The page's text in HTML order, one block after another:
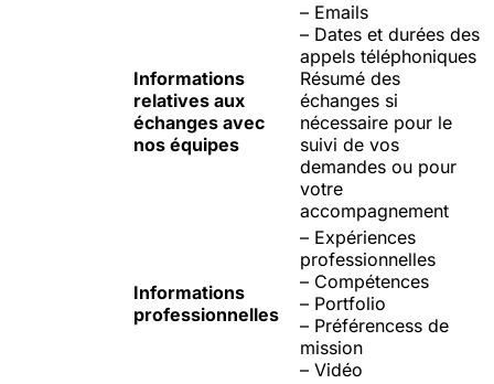
Informations
relatives aux
échanges avec
nos équipes
– Emails
– Dates et durées des
appels téléphoniques
Résumé des
échanges si
nécessaire pour le
suivi de vos
demandes ou pour
votre
accompagnement
Informations
professionnelles
– Expériences
professionnelles
– Compétences
– Portfolio
– Préférencess de
mission
– Vidéo